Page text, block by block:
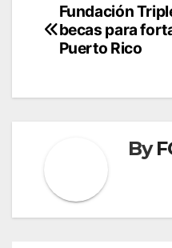
de
Fundación
becas para
Puerto Rico
By